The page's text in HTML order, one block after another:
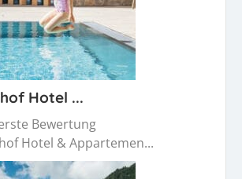
Hotel ...
Bewertung
Hotel & Appartemen...